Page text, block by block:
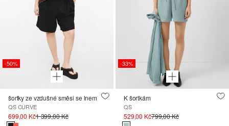
-50%
šortky ze vzdušné směsi se lnem
QS CURVE
699,00 Kč1 399,00 Kč
-33%
K šortkám
QS
529,00 Kč799,00 Kč